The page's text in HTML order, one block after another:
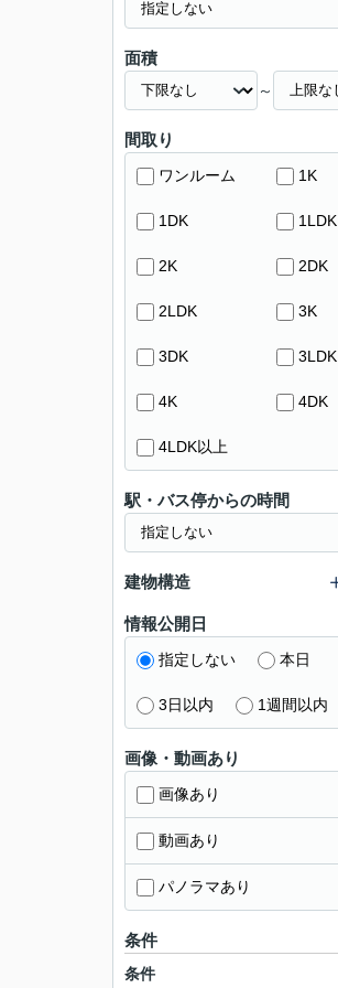
面積
～
間取り
ワンルーム 1K
1DK 1LDK
2K 2DK
2LDK 3K
3DK 3LDK
4K 4DK
4LDK以上
駅・バス停からの時間
建物構造
情報公開日
指定しない 本日
3日以内 1週間以内
画像・動画あり
画像あり
動画あり
パノラマあり
条件
条件